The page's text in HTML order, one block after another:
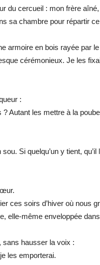
du cercueil : mon frère
sa chambre pour répartir ce
armoire en bois rayée par
cérémonieux. Je les
:
Autant les mettre à la
Si quelqu’un y tient,
ces soirs d’hiver où nous
elle-même enveloppée
sans hausser la voix :
les emporterai.